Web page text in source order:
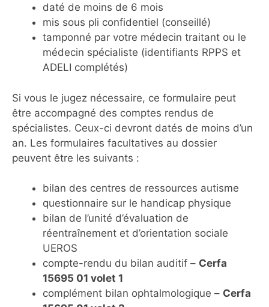
daté de moins de 6 mois
mis sous pli confidentiel (conseillé)
tamponné par votre médecin traitant ou le
médecin spécialiste (identifiants RPPS et
ADELI complétés)
Si vous le jugez nécessaire, ce formulaire peut
être accompagné des comptes rendus de
spécialistes. Ceux-ci devront datés de moins d’un
an. Les formulaires facultatives au dossier
peuvent être les suivants :
bilan des centres de ressources autisme
questionnaire sur le handicap physique
bilan de l’unité d’évaluation de
réentraînement et d’orientation sociale
UEROS
compte-rendu du bilan auditif – Cerfa
15695 01 volet 1
complément bilan ophtalmologique – Cerfa